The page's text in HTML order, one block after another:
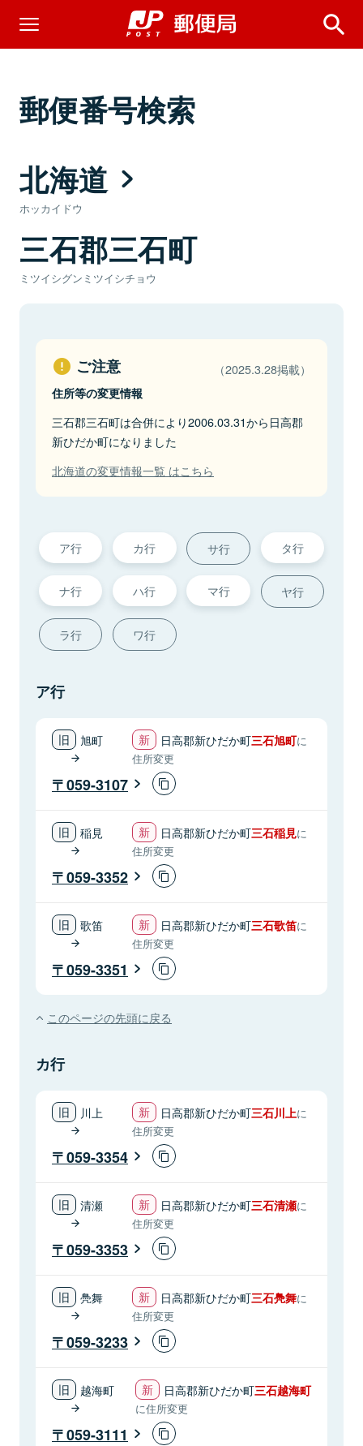
郵便番号検索
北海道
ホッカイドウ
三石郡三石町
ミツイシグンミツイシチョウ
ご注意 （2025.3.28掲載）
住所等の変更情報
三石郡三石町は合併により2006.03.31から日高郡
新ひだか町になりました
北海道の変更情報一覧 はこちら
ア行 カ行 サ行 タ行
ナ行 ハ行 マ行 ヤ行
ラ行 ワ行
ア行
旭町 日高郡新ひだか町三石旭町に
住所変更
059-3107
稲見 日高郡新ひだか町三石稲見に
住所変更
059-3352
歌笛 日高郡新ひだか町三石歌笛に
住所変更
059-3351
このページの先頭に戻る
カ行
川上 日高郡新ひだか町三石川上に
住所変更
059-3354
清瀬 日高郡新ひだか町三石清瀬に
住所変更
059-3353
鳧舞 日高郡新ひだか町三石鳧舞に
住所変更
059-3233
越海町 日高郡新ひだか町三石越海町
に住所変更
059-3111